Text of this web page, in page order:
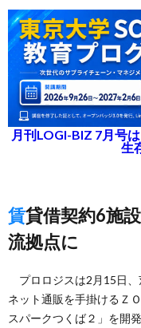
月刊LOGI-BIZ 7月号
生
賃貸借契約6施設目、ネット通販の基幹物
流拠点に
プロロジスは2月15日、
ネット通販を手掛けるＺ
スパークつくば２」を開